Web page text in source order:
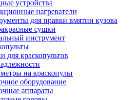
устройства
нагреватели
для правки вмятин кузова
сушки
инструмент
для краскопультов
на краскопульт
оборудование
аппараты